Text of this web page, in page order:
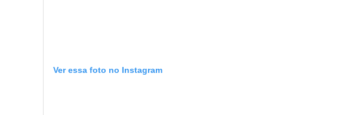
Ver essa foto no Instagram